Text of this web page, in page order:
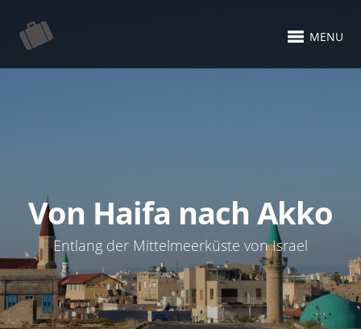
MENU
Von Haifa nach Akko
Entlang der Mittelmeerküste von Israel